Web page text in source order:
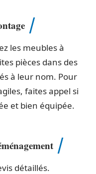
les meubles à
pièces dans des
à leur nom. Pour
faites appel si
et bien équipée.
détaillés.